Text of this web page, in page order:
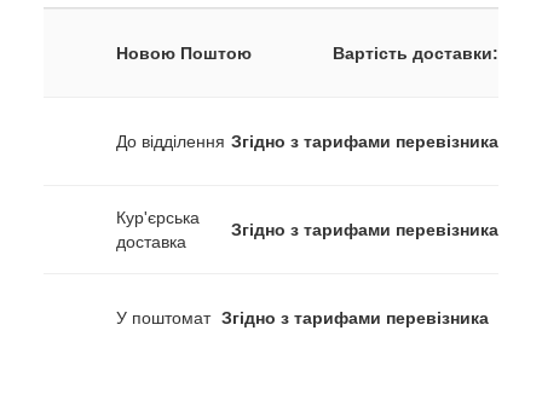
Новою Поштою Вартість доставки:
До відділення Згідно з тарифами перевізника
Кур'єрська
доставка
Згідно з тарифами перевізника
У поштомат Згідно з тарифами перевізника